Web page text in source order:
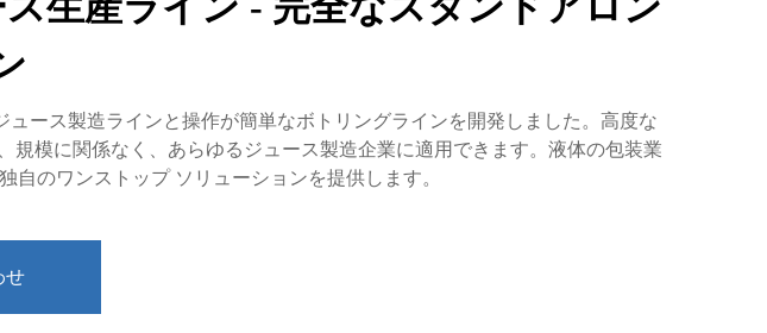
ース製造ラインと操作が簡単なボトリングラインを開発しました。高度な
模に関係なく、あらゆるジュース製造企業に適用できます。液体の包装業
のワンストップ ソリューションを提供します。
せ